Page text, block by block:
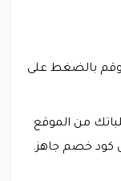
وقم بالضغط على
من الموقع
كود خصم جاهز.